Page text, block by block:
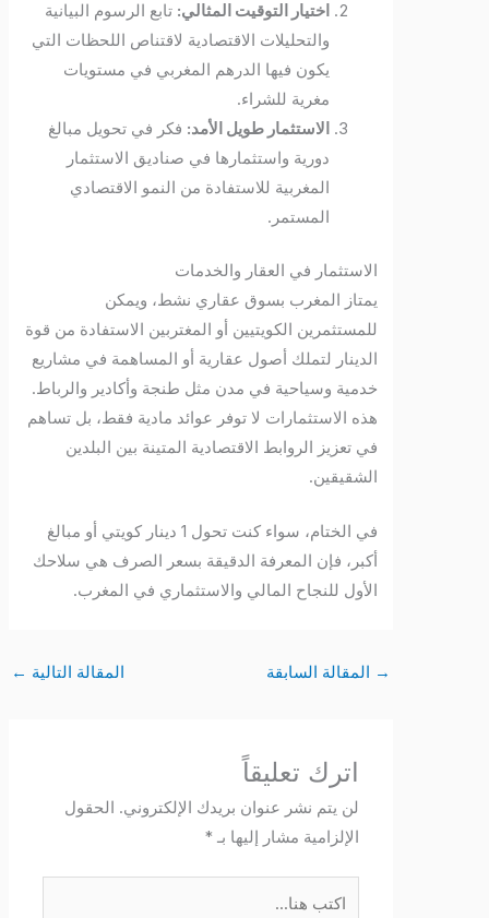
اختيار التوقيت المثالي:تابع الرسوم البيانية
والتحليلات الاقتصادية لاقتناص اللحظات التي
يكون فيها الدرهم المغربي في مستويات
مغرية للشراء.
الاستثمار طويل الأمد: فكر في تحويل مبالغ
دورية واستثمارها في صناديق الاستثمار
المغربية للاستفادة من النمو الاقتصادي
المستمر.
الاستثمار في العقار والخدمات
يمتاز المغرب بسوق عقاري نشط، ويمكن
للمستثمرين الكويتيين أو المغتربين الاستفادة من قوة
الدينار لتملك أصول عقارية أو المساهمة في مشاريع
خدمية وسياحية في مدن مثل طنجة وأكادير والرباط.
هذه الاستثمارات لا توفر عوائد مادية فقط، بل تساهم
في تعزيز الروابط الاقتصادية المتينة بين البلدين
الشقيقين.
في الختام، سواء كنت تحول 1 دينار كويتي أو مبالغ
أكبر، فإن المعرفة الدقيقة بسعر الصرف هي سلاحك
الأول للنجاح المالي والاستثماري في المغرب.
المقالة السابقة المقالة التالية←
اترك تعليقاً
لن يتم نشر عنوان بريدك الإلكتروني. الحقول
الإلزامية مشار إليها بـ*